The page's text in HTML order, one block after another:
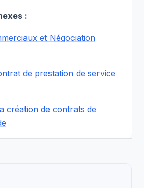
:
et Négociation
de prestation de service
création de contrats de